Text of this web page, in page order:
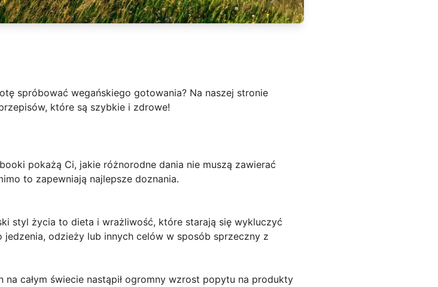
spróbować wegańskiego gotowania? Na naszej stronie
które są szybkie i zdrowe!
pokażą Ci, jakie różnorodne dania nie muszą zawierać
to zapewniają najlepsze doznania.
styl życia to dieta i wrażliwość, które starają się wykluczyć
odzieży lub innych celów w sposób sprzeczny z
całym świecie nastąpił ogromny wzrost popytu na produkty